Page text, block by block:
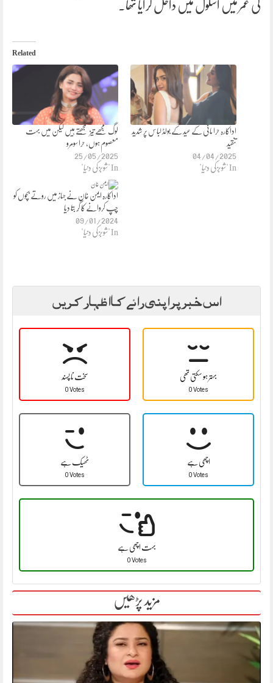
کی عمر میں اسکول میں داخل کرایا تھا۔
Related
لوگ مجھے تیز سمجھتے ہیں لیکن میں بہت
معصوم ہوں، حرا سومرو
25/05/2025
In "شوبز کی دنیا"
اداکارہ حرا مانی کے عید کے بولڈ لباس پر شدید
تنقید
04/04/2025
In "شوبز کی دنیا"
اداکارہ ایمن خان نے جہاز میں روتے بچوں کو
چْپ کروانے کا گْر بتا دیا
09/01/2024
In "شوبز کی دنیا"
اس خبر پر اپنی رائے کا اظہار کریں
سخت نا پسند
0 Votes
بہتر ہو سکتی تھی
0 Votes
ٹھیک ہے
0 Votes
اچھی ہے
0 Votes
بہت اچھی ہے
0 Votes
مزید پڑھیں